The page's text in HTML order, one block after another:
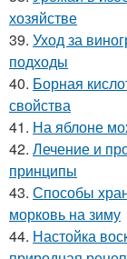
хозяйстве
39. Уход за
подходы
40. Борная
свойства
41. На яблоне
42. Лечение и
принципы
43. Способы
морковь на зиму
44. Настойка